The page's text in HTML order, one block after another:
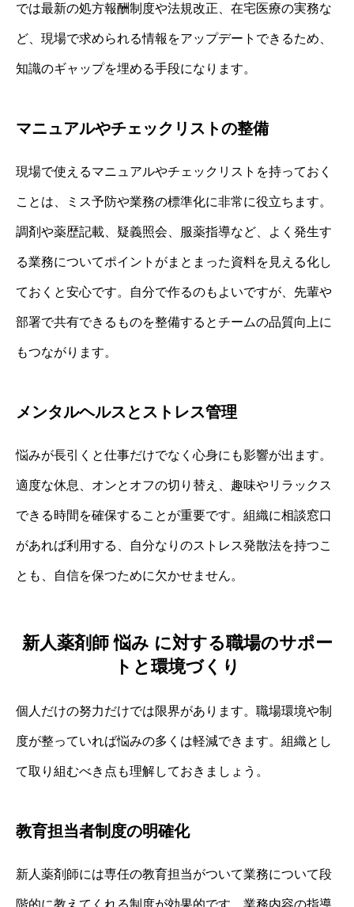
では最新の処方報酬制度や法規改正、在宅医療の実務な
ど、現場で求められる情報をアップデートできるため、
知識のギャップを埋める手段になります。
マニュアルやチェックリストの整備
現場で使えるマニュアルやチェックリストを持っておく
ことは、ミス予防や業務の標準化に非常に役立ちます。
調剤や薬歴記載、疑義照会、服薬指導など、よく発生す
る業務についてポイントがまとまった資料を見える化し
ておくと安心です。自分で作るのもよいですが、先輩や
部署で共有できるものを整備するとチームの品質向上に
もつながります。
メンタルヘルスとストレス管理
悩みが長引くと仕事だけでなく心身にも影響が出ます。
適度な休息、オンとオフの切り替え、趣味やリラックス
できる時間を確保することが重要です。組織に相談窓口
があれば利用する、自分なりのストレス発散法を持つこ
とも、自信を保つために欠かせません。
新人薬剤師 悩み に対する職場のサポー
トと環境づくり
個人だけの努力だけでは限界があります。職場環境や制
度が整っていれば悩みの多くは軽減できます。組織とし
て取り組むべき点も理解しておきましょう。
教育担当者制度の明確化
新人薬剤師には専任の教育担当がついて業務について段
階的に教えてくれる制度が効果的です。業務内容の指導